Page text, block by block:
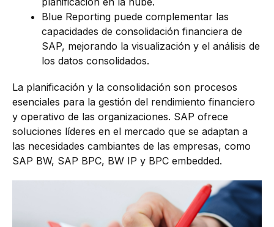
Blue Reporting puede complementar las
capacidades de consolidación financiera de
SAP, mejorando la visualización y el análisis de
los datos consolidados.
La planificación y la consolidación son procesos
esenciales para la gestión del rendimiento financiero
y operativo de las organizaciones. SAP ofrece
soluciones líderes en el mercado que se adaptan a
las necesidades cambiantes de las empresas, como
SAP BW, SAP BPC, BW IP y BPC embedded.